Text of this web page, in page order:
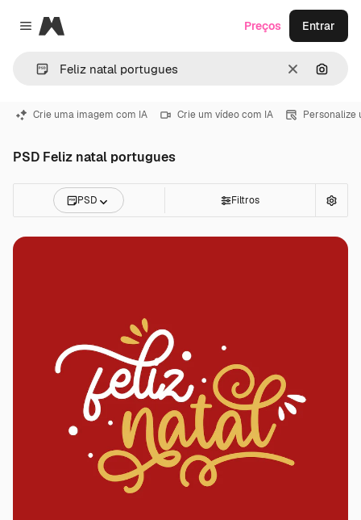
Close menu
Magnific
Limpar
Preços Entrar
Crie uma imagem com IA Crie um vídeo com IA Personalize
PSD Feliz natal portugues
PSD Filtros